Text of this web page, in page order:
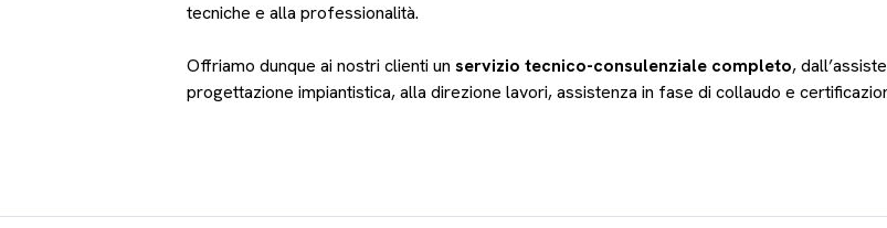
tecniche e alla professionalità.
Offriamo dunque ai nostri clienti un servizio tecnico-consulenziale completo,
progettazione impiantistica, alla direzione lavori, assistenza in fase di collaudo e